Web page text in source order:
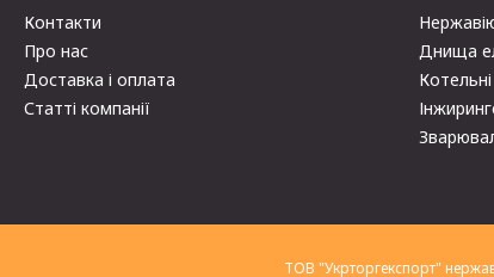
Контакти
Про нас
Доставка і оплата
Статті компанії
Днища